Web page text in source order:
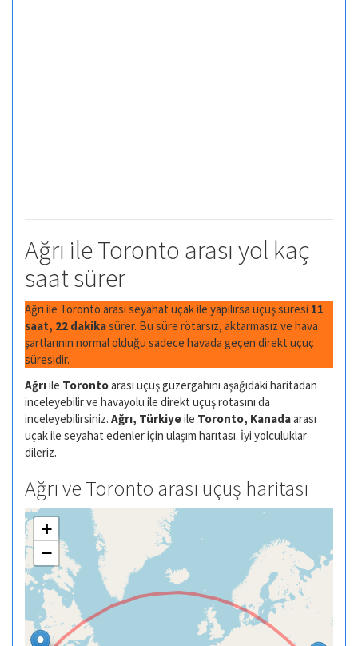
Ağrı ile Toronto arası yol kaç
saat sürer
Ağrı ile Toronto arası seyahat uçak ile yapılırsa uçuş süresi 11
saat, 22 dakikasürer. Bu süre rötarsız, aktarmasız ve hava
şartlarının normal olduğu sadece havada geçen direkt uçuç
süresidir.
Ağrıile Torontoarası uçuş güzergahını aşağıdaki haritadan
inceleyebilir ve havayolu ile direkt uçuş rotasını da
inceleyebilirsiniz. Ağrı, Türkiyeile Toronto, Kanadaarası
uçak ile seyahat edenler için ulaşım harıtası. İyi yolculuklar
dileriz.
Ağrı ve Toronto arası uçuş haritası
+
−